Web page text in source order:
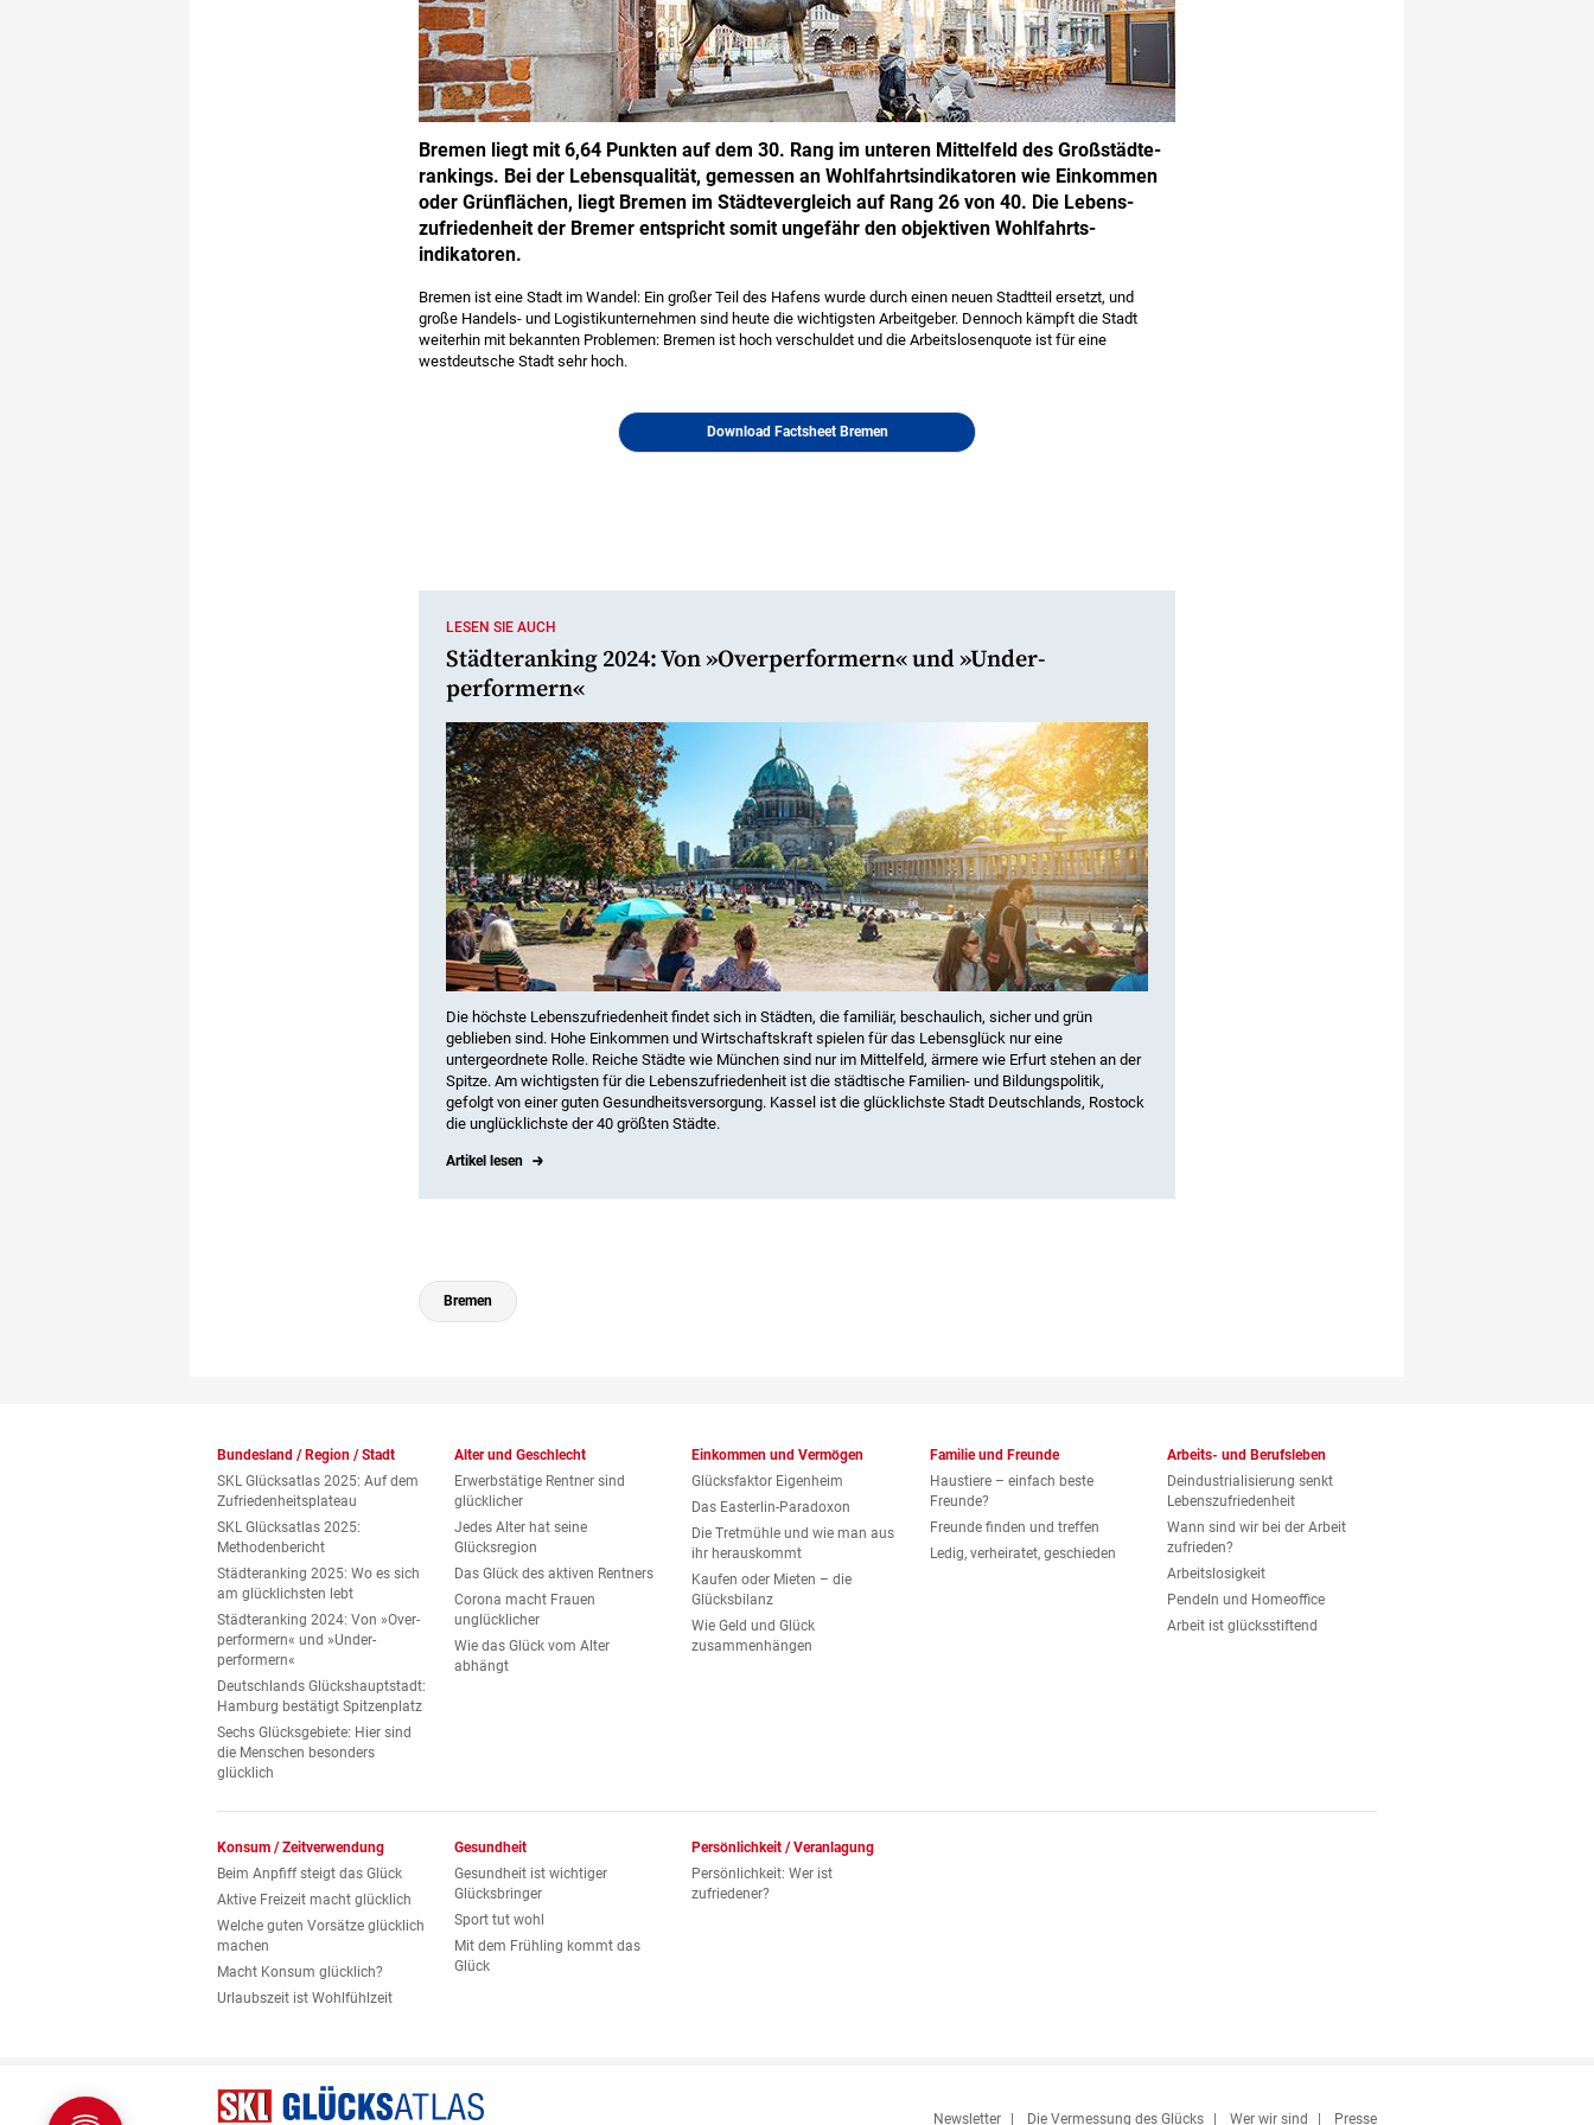
Bremen liegt mit 6,64 Punkten auf dem 30. Rang im unteren Mittelfeld des Groß­städte­
rankings. Bei der Lebensqualität, gemessen an Wohlfahrtsindikatoren wie Einkommen
oder Grünflächen, liegt Bremen im Städtevergleich auf Rang 26 von 40. Die Lebens­
zufriedenheit der Bremer entspricht somit ungefähr den objektiven Wohlfahrts­
indikatoren.
Bremen ist eine Stadt im Wandel: Ein großer Teil des Hafens wurde durch einen neuen Stadtteil ersetzt, und
große Handels- und Logistikunternehmen sind heute die wichtigsten Arbeitgeber. Dennoch kämpft die Stadt
weiterhin mit bekannten Problemen: Bremen ist hoch verschuldet und die Arbeitslosenquote ist für eine
westdeutsche Stadt sehr hoch.
Download Factsheet Bremen
LESEN SIE AUCH
Städteranking 2024: Von »Over­performern« und »Under­
performern«
Die höchste Lebenszufriedenheit findet sich in Städten, die familiär, beschaulich, sicher und grün
geblieben sind. Hohe Einkommen und Wirtschaftskraft spielen für das Lebensglück nur eine
untergeordnete Rolle. Reiche Städte wie München sind nur im Mittelfeld, ärmere wie Erfurt stehen an der
Spitze. Am wichtigsten für die Lebenszufriedenheit ist die städtische Familien- und Bildungspolitik,
gefolgt von einer guten Gesundheitsversorgung. Kassel ist die glücklichste Stadt Deutschlands, Rostock
die unglücklichste der 40 größten Städte.
Artikel lesen
Bremen
Bundesland / Region / Stadt
SKL Glücksatlas 2025: Auf dem
Zufriedenheitsplateau
SKL Glücksatlas 2025:
Methodenbericht
Städteranking 2025: Wo es sich
am glücklichsten lebt
Städteranking 2024: Von »Over­
performern« und »Under­
performern«
Deutschlands Glückshauptstadt:
Hamburg bestätigt Spitzenplatz
Sechs Glücksgebiete: Hier sind
die Menschen besonders
glücklich
Alter und Geschlecht
Erwerbstätige Rentner sind
glücklicher
Jedes Alter hat seine
Glücksregion
Das Glück des aktiven Rentners
Corona macht Frauen
unglücklicher
Wie das Glück vom Alter
abhängt
Einkommen und Vermögen
Glücksfaktor Eigenheim
Das Easterlin-Paradoxon
Die Tretmühle und wie man aus
ihr herauskommt
Kaufen oder Mieten – die
Glücksbilanz
Wie Geld und Glück
zusammenhängen
Familie und Freunde
Haustiere – einfach beste
Freunde?
Freunde finden und treffen
Ledig, verheiratet, geschieden
Arbeits- und Berufsleben
Deindustrialisierung senkt
Lebenszufriedenheit
Wann sind wir bei der Arbeit
zufrieden?
Arbeitslosigkeit
Pendeln und Homeoffice
Arbeit ist glücksstiftend
Konsum / Zeitverwendung
Beim Anpfiff steigt das Glück
Aktive Freizeit macht glücklich
Welche guten Vorsätze glücklich
machen
Macht Konsum glücklich?
Urlaubszeit ist Wohlfühlzeit
Gesundheit
Gesundheit ist wichtiger
Glücksbringer
Sport tut wohl
Mit dem Frühling kommt das
Glück
Persönlichkeit / Veranlagung
Persönlichkeit: Wer ist
zufriedener?
Newsletter Die Vermessung des Glücks Wer wir sind Presse